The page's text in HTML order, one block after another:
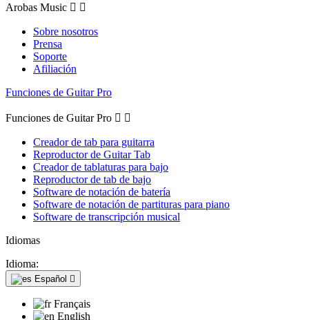
Arobas Music  
Sobre nosotros
Prensa
Soporte
Afiliación
Funciones de Guitar Pro
Funciones de Guitar Pro  
Creador de tab para guitarra
Reproductor de Guitar Tab
Creador de tablaturas para bajo
Reproductor de tab de bajo
Software de notación de batería
Software de notación de partituras para piano
Software de transcripción musical
Idiomas
Idioma:
Español 
Français
English